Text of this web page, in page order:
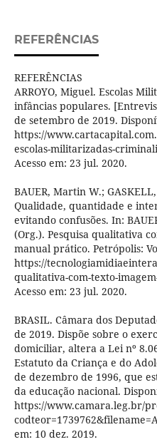
REFERÊNCIAS
REFERÊNCIAS
ARROYO, Miguel. Escolas
infâncias populares.
de setembro de 2019.
https://
escolas-militarizadas-
Acesso em: 23 jul. 2020.
BAUER, Martin W.;
Qualidade, quantidade e
evitando confusões. In:
(Org.). Pesquisa qualitativa
manual prático. Petrópolis:
https://
qualitativa-com-texto-
Acesso em: 23 jul. 2020.
BRASIL. Câmara dos
de 2019. Dispõe sobre o
domiciliar, altera a Lei nº
Estatuto da Criança e do
de dezembro de 1996, que
da educação nacional.
https://www.camara.leg.br/
em: 10 dez. 2019.